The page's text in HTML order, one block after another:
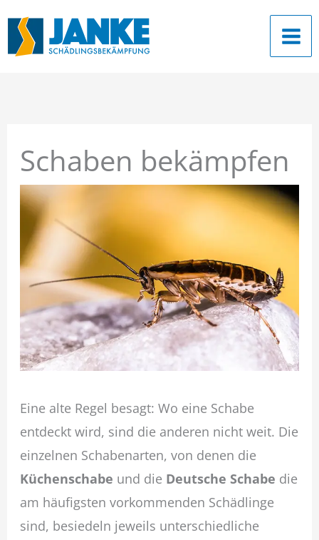
Inhalt
springen
Schaben bekämpfen
Eine alte Regel besagt: Wo eine Schabe
entdeckt wird, sind die anderen nicht weit. Die
einzelnen Schabenarten, von denen die
Küchenschabe und die Deutsche Schabe die
am häufigsten vorkommenden Schädlinge
sind, besiedeln jeweils unterschiedliche